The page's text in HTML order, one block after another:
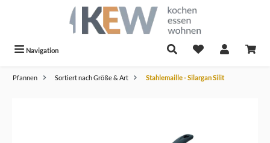
Navigation
Pfannen Sortiert nach Größe & Art Stahlemaille - Silargan Silit